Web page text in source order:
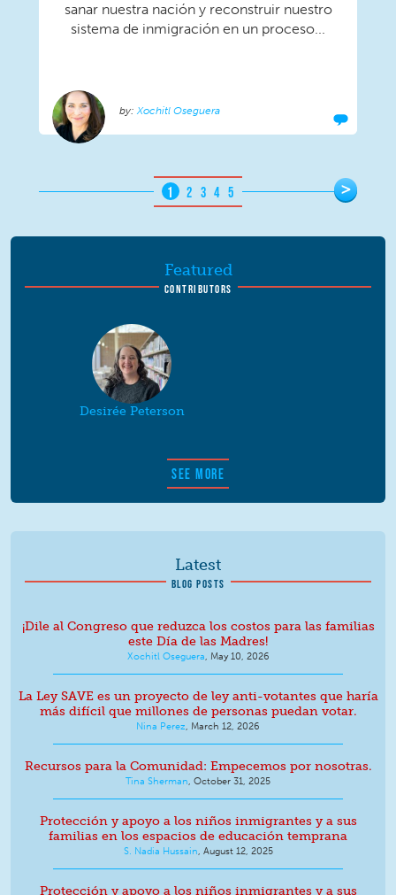
sanar nuestra nación y reconstruir nuestro
sistema de inmigración en un proceso...
Xochitl Oseguera
1 2 3 4 5 >
Featured
CONTRIBUTORS
Desirée Peterson
SEE MORE
Latest
BLOG POSTS
¡Dile al Congreso que reduzca los costos para las familias
este Día de las Madres!
Xochitl Oseguera, May 10, 2026
La Ley SAVE es un proyecto de ley anti-votantes que haría
más difícil que millones de personas puedan votar.
Nina Perez, March 12, 2026
Recursos para la Comunidad: Empecemos por nosotras.
Tina Sherman, October 31, 2025
Protección y apoyo a los niños inmigrantes y a sus
familias en los espacios de educación temprana
S. Nadia Hussain, August 12, 2025
Protección y apoyo a los niños inmigrantes y a sus